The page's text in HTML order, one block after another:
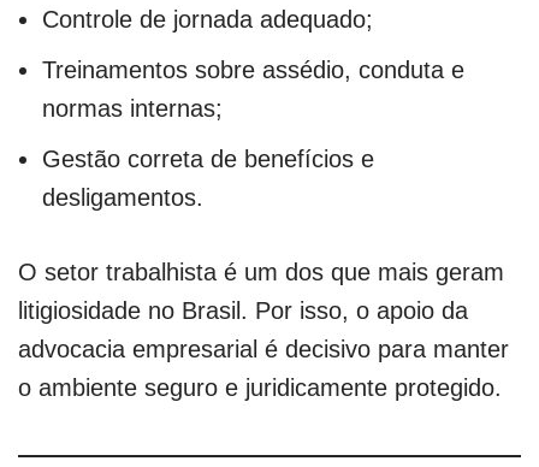
Controle de jornada adequado;
Treinamentos sobre assédio, conduta e
normas internas;
Gestão correta de benefícios e
desligamentos.
O setor trabalhista é um dos que mais geram
litigiosidade no Brasil. Por isso, o apoio da
advocacia empresarial é decisivo para manter
o ambiente seguro e juridicamente protegido.